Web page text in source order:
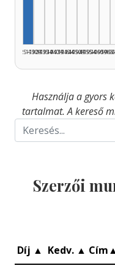
1925–1929
1930–1934
1935–1939
1940–1944
1945–1949
1950–1954
1955–1959
Használja a gyors
tartalmat. A kereső
Szerzői
Díj ▲ Kedv. ▲ Cím